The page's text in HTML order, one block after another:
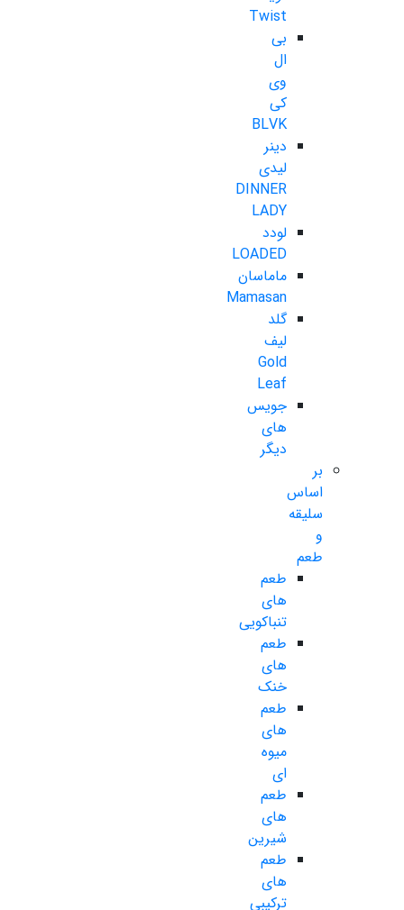
Twist
بی
ال
وی
کی
BLVK
دینر
لیدی
DINNER
LADY
لودد
LOADED
ماماسان
Mamasan
گلد
لیف
Gold
Leaf
جویس
های
دیگر
بر
اساس
سلیقه
و
طعم
طعم
های
تنباکویی
طعم
های
خنک
طعم
های
میوه
ای
طعم
های
شیرین
طعم
های
ترکیبی